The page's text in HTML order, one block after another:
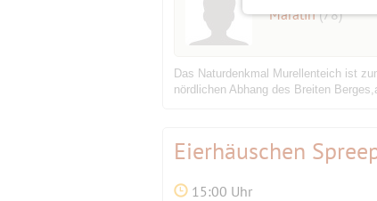
Maratiri (78)
Das Naturdenkmal Murellenteich ist
nördlichen Abhang des Breiten
Eierhäuschen
15:00 Uhr